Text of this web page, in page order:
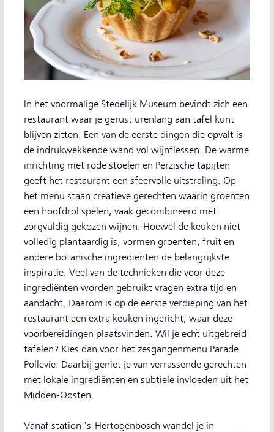
In het voormalige Stedelijk Museum bevindt zich een
restaurant waar je gerust urenlang aan tafel kunt
blijven zitten. Een van de eerste dingen die opvalt is
de indrukwekkende wand vol wijnflessen. De warme
inrichting met rode stoelen en Perzische tapijten
geeft het restaurant een sfeervolle uitstraling. Op
het menu staan creatieve gerechten waarin groenten
een hoofdrol spelen, vaak gecombineerd met
zorgvuldig gekozen wijnen. Hoewel de keuken niet
volledig plantaardig is, vormen groenten, fruit en
andere botanische ingrediënten de belangrijkste
inspiratie. Veel van de technieken die voor deze
ingrediënten worden gebruikt vragen extra tijd en
aandacht. Daarom is op de eerste verdieping van het
restaurant een extra keuken ingericht, waar deze
voorbereidingen plaatsvinden. Wil je echt uitgebreid
tafelen? Kies dan voor het zesgangenmenu Parade
Pollevie. Daarbij geniet je van verrassende gerechten
met lokale ingrediënten en subtiele invloeden uit het
Midden-Oosten.
Vanaf station 's-Hertogenbosch wandel je in